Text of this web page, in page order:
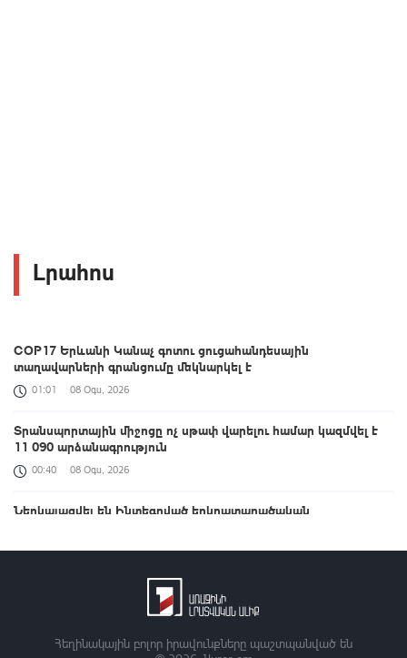
Լրահոս
COP17 Երևանի Կանաչ գոտու ցուցահանդեսային
տաղավարների գրանցումը մեկնարկել է
01:01 08 Օգս, 2026
Տրանսպորտային միջոցը ոչ սթափ վարելու համար կազմվել է
11 090 արձանագրություն
00:40 08 Օգս, 2026
Ներկայացվել են Ինտեգրված երկրատարածական
ԱՄՆ Սենատը Ռուսաստանի դեմ լայնածավալ
00:21 08 Օգս, 2026
Հեղինակային բոլոր իրավունքները պաշտպանված են